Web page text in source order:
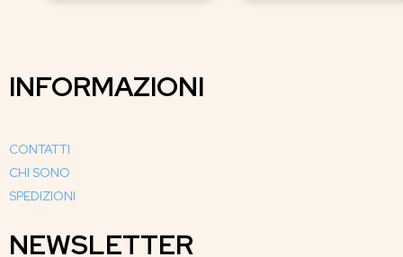
INFORMAZIONI
CONTATTI
CHI SONO
SPEDIZIONI
NEWSLETTER